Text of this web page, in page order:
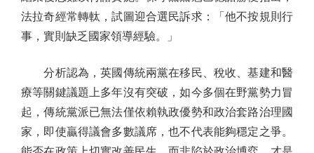
法拉奇經常轉軚，試圖迎合選民訴求：「他不按規則行
事，實則缺乏國家領導經驗。」
分析認為，英國傳統兩黨在移民、稅收、基建和醫
療等關鍵議題上多年沒有突破，如今多個在野黨勢力冒
起，傳統黨派已無法僅依賴執政優勢和政治套路治理國
家，即使贏得議會多數議席，也不代表能夠穩定之爭。